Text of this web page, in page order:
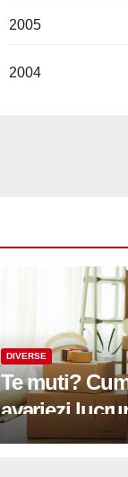
2005
2004
DIVERSE
Te muti?
avariezi
zgarii